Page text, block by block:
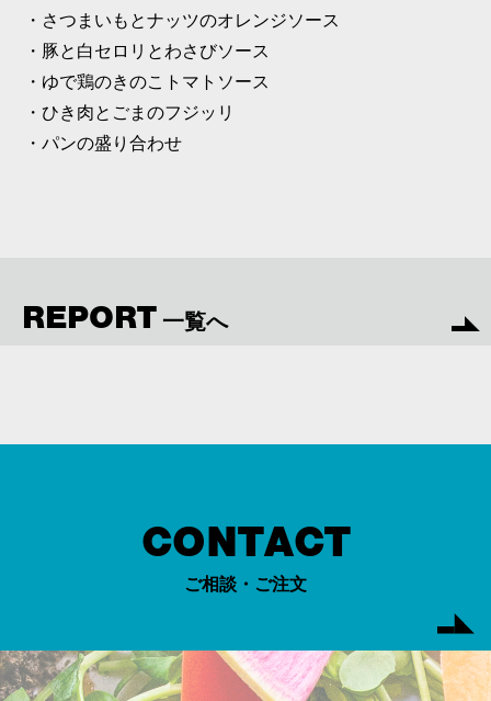
・さつまいもとナッツのオレンジソース
・豚と白セロリとわさびソース
・ゆで鶏のきのこトマトソース
・ひき肉とごまのフジッリ
・パンの盛り合わせ
REPORT 一覧へ
CONTACT
ご相談・ご注文